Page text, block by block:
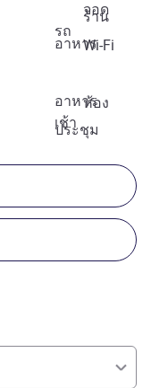
จอด
รถ
ร้าน
อาหารWi-Fi
อาหาร
เช้า
ห้อง
ประชุม